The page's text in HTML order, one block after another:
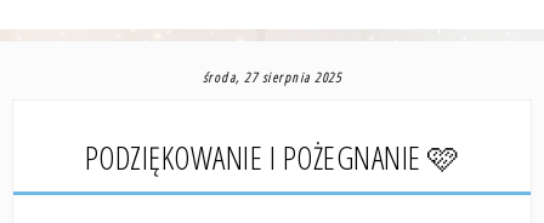
środa, 27 sierpnia 2025
PODZIĘKOWANIE I POŻEGNANIE 🩷